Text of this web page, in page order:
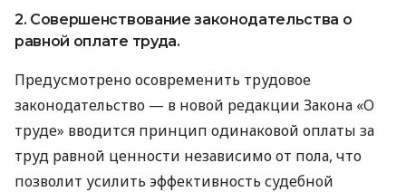
2. Совершенствование законодательства о
равной оплате труда.
Предусмотрено осовременить трудовое
законодательство — в новой редакции Закона «О
труде» вводится принцип одинаковой оплаты за
труд равной ценности независимо от пола, что
позволит усилить эффективность судебной